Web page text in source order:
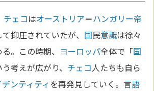
チェコはオーストリア＝ハンガリー帝
抑圧されていたが、 国民意識は徐々
。この時期、 ヨーロッパ全体で「国
う考えが広がり、 チェコ人たちも自ら
ンティティを再発見していく。言語